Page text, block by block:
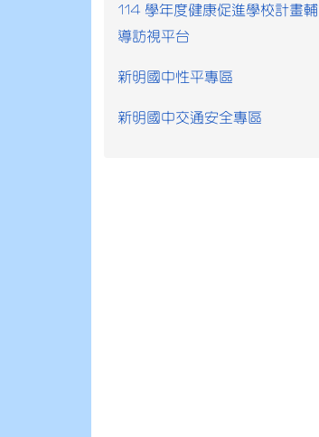
114 學年度健康促進學校計畫輔
導訪視平台
新明國中性平專區
新明國中交通安全專區